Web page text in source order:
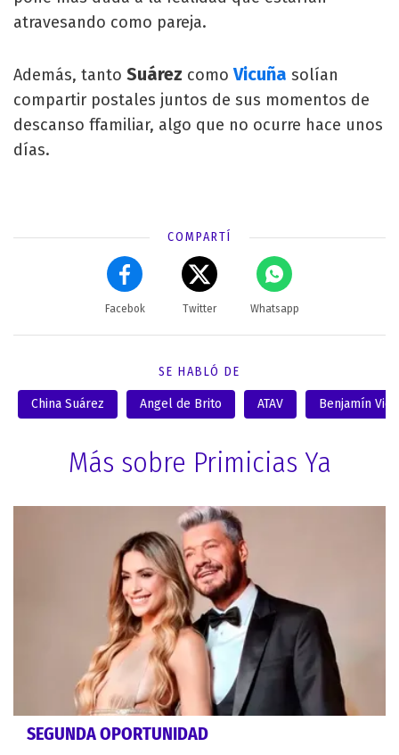
atravesando como pareja.
Además, tanto Suárez comoVicuña solían
compartir postales juntos de sus momentos de
descanso ffamiliar, algo que no ocurre hace unos
días.
COMPARTÍ
Facebok Twitter Whatsapp
SE HABLÓ DE
China Suárez Angel de Brito ATAV Benjamín
Más sobre Primicias Ya
SEGUNDA OPORTUNIDAD